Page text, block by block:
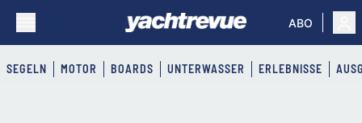
ABO
SEGELN MOTOR BOARDS UNTERWASSER ERLEBNISSE